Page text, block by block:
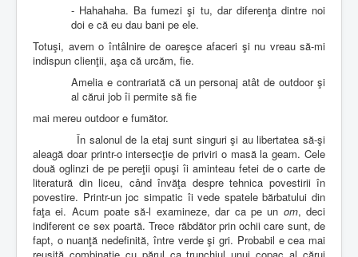
- Hahahaha. Ba fumezi şi tu, dar diferenţa dintre noi
doi e că eu dau bani pe ele.
Totuşi, avem o întâlnire de oareşce afaceri şi nu vreau să-mi
indispun clienţii, aşa că urcăm, fie.
Amelia e contrariată că un personaj atât de outdoor şi
al cărui job îi permite să fie
mai mereu outdoor e fumător.
În salonul de la etaj sunt singuri şi au libertatea să-şi
aleagă doar printr-o intersecţie de priviri o masă la geam. Cele
două oglinzi de pe pereţii opuşi îi aminteau fetei de o carte de
literatură din liceu, când învăţa despre tehnica povestirii în
povestire. Printr-un joc simpatic îi vede spatele bărbatului din
faţa ei. Acum poate să-l examineze, dar ca pe un om, deci
indiferent ce sex poartă. Trece răbdător prin ochii care sunt, de
fapt, o nuanţă nedefinită, între verde şi gri. Probabil e cea mai